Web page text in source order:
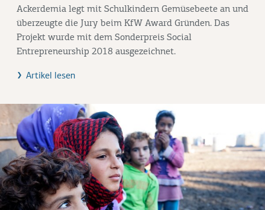
Ackerdemia legt mit Schulkindern Gemüsebeete an und
überzeugte die Jury beim KfW Award Gründen. Das
Projekt wurde mit dem Sonderpreis Social
Entrepreneurship 2018 ausgezeichnet.
Artikel lesen